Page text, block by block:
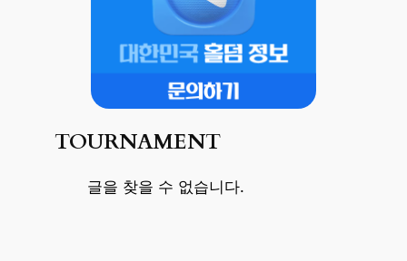
TOURNAMENT
글을 찾을 수 없습니다.